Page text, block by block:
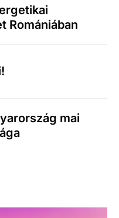
Romániában
mai